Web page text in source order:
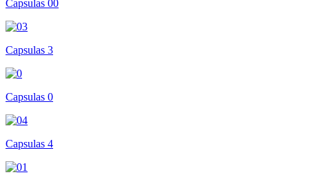
Capsulas 00
Capsulas 3
Capsulas 0
Capsulas 4